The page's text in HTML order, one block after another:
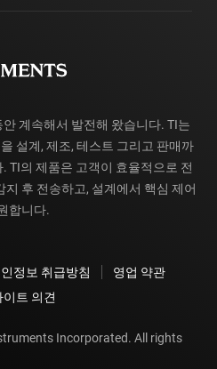
계속해서 발전해 왔습니다. TI는
설계, 제조, 테스트 그리고 판매까
TI의 제품은 고객이 효율적으로 전
후 전송하고, 설계에서 핵심 제어
합니다.
정보 취급방침
영업 약관
이트 의견
Incorporated. All rights